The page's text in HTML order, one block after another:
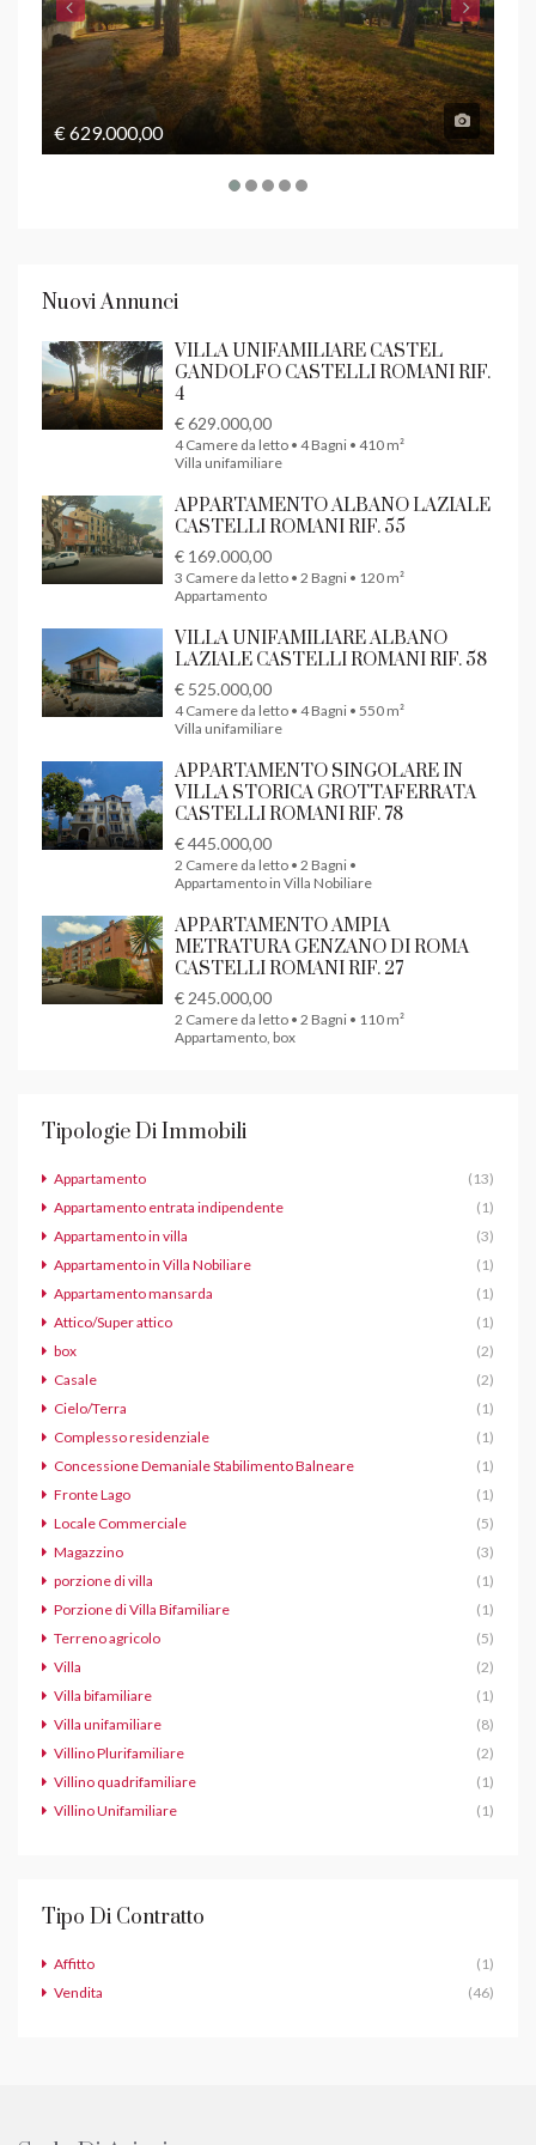
€ 629.000,00
Nuovi Annunci
VILLA UNIFAMILIARE CASTEL
GANDOLFO CASTELLI ROMANI RIF.
4
€ 629.000,00
4 Camere da letto • 4 Bagni • 410 m²
Villa unifamiliare
APPARTAMENTO ALBANO LAZIALE
CASTELLI ROMANI RIF. 55
€ 169.000,00
3 Camere da letto • 2 Bagni • 120 m²
Appartamento
VILLA UNIFAMILIARE ALBANO
LAZIALE CASTELLI ROMANI RIF. 58
€ 525.000,00
4 Camere da letto • 4 Bagni • 550 m²
Villa unifamiliare
APPARTAMENTO SINGOLARE IN
VILLA STORICA GROTTAFERRATA
CASTELLI ROMANI RIF. 78
€ 445.000,00
2 Camere da letto • 2 Bagni •
Appartamento in Villa Nobiliare
APPARTAMENTO AMPIA
METRATURA GENZANO DI ROMA
CASTELLI ROMANI RIF. 27
€ 245.000,00
2 Camere da letto • 2 Bagni • 110 m²
Appartamento, box
Tipologie Di Immobili
Appartamento
(13)
Appartamento entrata indipendente
(1)
Appartamento in villa
(3)
Appartamento in Villa Nobiliare
(1)
Appartamento mansarda
(1)
Attico/Super attico
(1)
box
(2)
Casale
(2)
Cielo/Terra
(1)
Complesso residenziale
(1)
Concessione Demaniale Stabilimento Balneare
(1)
Fronte Lago
(1)
Locale Commerciale
(5)
Magazzino
(3)
porzione di villa
(1)
Porzione di Villa Bifamiliare
(1)
Terreno agricolo
(5)
Villa
(2)
Villa bifamiliare
(1)
Villa unifamiliare
(8)
Villino Plurifamiliare
(2)
Villino quadrifamiliare
(1)
Villino Unifamiliare
(1)
Tipo Di Contratto
Affitto
(1)
Vendita
(46)